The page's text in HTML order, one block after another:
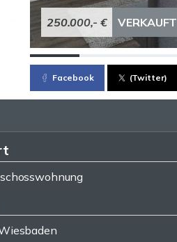
250.000,- € VERKAUFT
Facebook (Twitter)